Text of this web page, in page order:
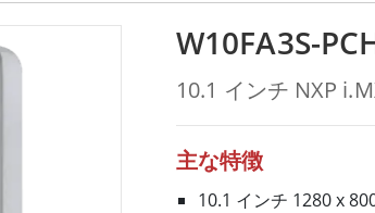
シリーズ /
ウント
産業用パネルPC (P-CAPタッチ)
産業用パネルPC (抵抗膜方式)
ステンレスシリーズ
G-WINシリーズ / IP67設計
ATEXグレード
バータイプパネルPC
食品 & 衛生産業
ーティン 倉庫 & 物流
インフラ
スマート充電ステーション
バーチャル展示会
W10FA3S-
10.1 インチ NXP
主な特徴
10.1 インチ 1280 x